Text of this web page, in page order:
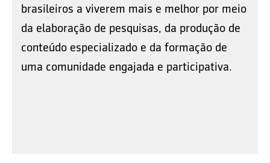
brasileiros a viverem mais e melhor por meio
da elaboração de pesquisas, da produção de
conteúdo especializado e da formação de
uma comunidade engajada e participativa.